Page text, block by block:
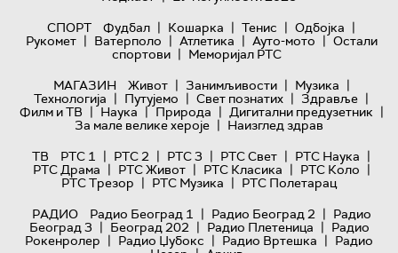
СПОРТ
Фудбал | Кошарка | Тенис | Одбојка |
Рукомет | Ватерполо | Атлетика | Ауто-мото | Остали
спортови | Меморијал РТС
МАГАЗИН
Живот | Занимљивости | Музика |
Технологијa | Путујемо | Свет познатих | Здравље |
Филм и ТВ | Наука | Природа | Дигитални предузетник |
За мале велике хероје | Наизглед здрав
ТВ
РТС 1 | РТС 2 | РТС 3 | РТС Свет | РТС Наука |
РТС Драма | РТС Живот | РТС Класика | РТС Коло |
РТС Трезор | РТС Музика | РТС Полетарац
РАДИО
Радио Београд 1 | Радио Београд 2 | Радио
Београд 3 | Београд 202 | Радио Плетеница | Радио
Рокенролер | Радио Џубокс | Радио Вртешка | Радио